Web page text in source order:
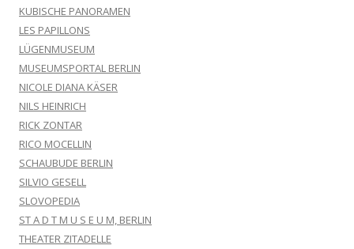
KUBISCHE PANORAMEN
LES PAPILLONS
LÜGENMUSEUM
MUSEUMSPORTAL BERLIN
NICOLE DIANA KÄSER
NILS HEINRICH
RICK ZONTAR
RICO MOCELLIN
SCHAUBUDE BERLIN
SILVIO GESELL
SLOVOPEDIA
ST A D T M U S E U M, BERLIN
THEATER ZITADELLE